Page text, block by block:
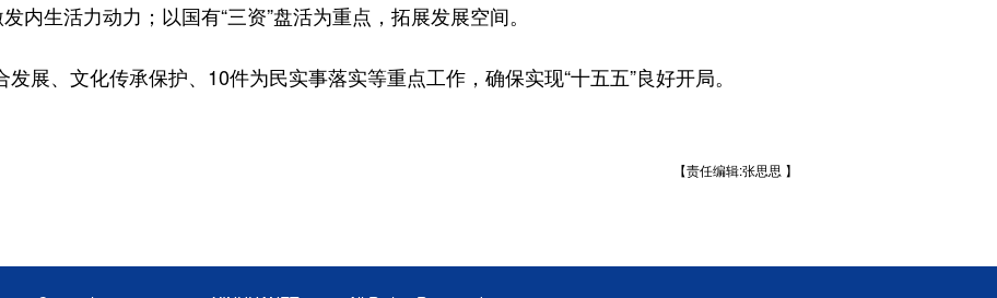
内生活力动力；以国有“三资”盘活为重点，拓展发展空间。
、文化传承保护、10件为民实事落实等重点工作，确保实现“十五五”良好开局。
【责任编辑:张思思 】